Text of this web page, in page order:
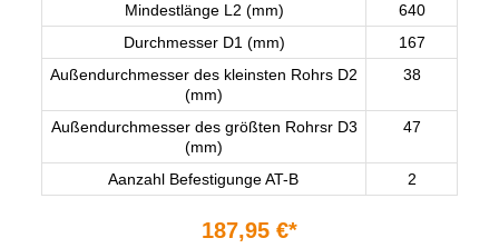
Mindestlänge L2 (mm)
640
Durchmesser D1 (mm)
167
Außendurchmesser des kleinsten Rohrs D2
(mm)
38
Außendurchmesser des größten Rohrsr D3
(mm)
47
Aanzahl Befestigunge AT-B 2
187,95 €*